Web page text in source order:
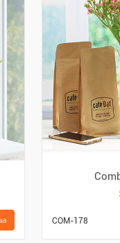
COM-178